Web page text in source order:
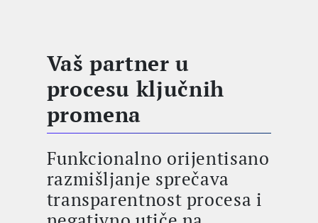
Vaš partner u
procesu ključnih
promena
Funkcionalno orijentisano
razmišljanje sprečava
transparentnost procesa i